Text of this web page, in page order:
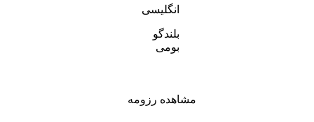
انگلیسی
بلندگو
بومی
مشاهده رزومه